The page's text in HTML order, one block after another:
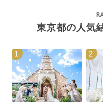
東京都の人気
1 2